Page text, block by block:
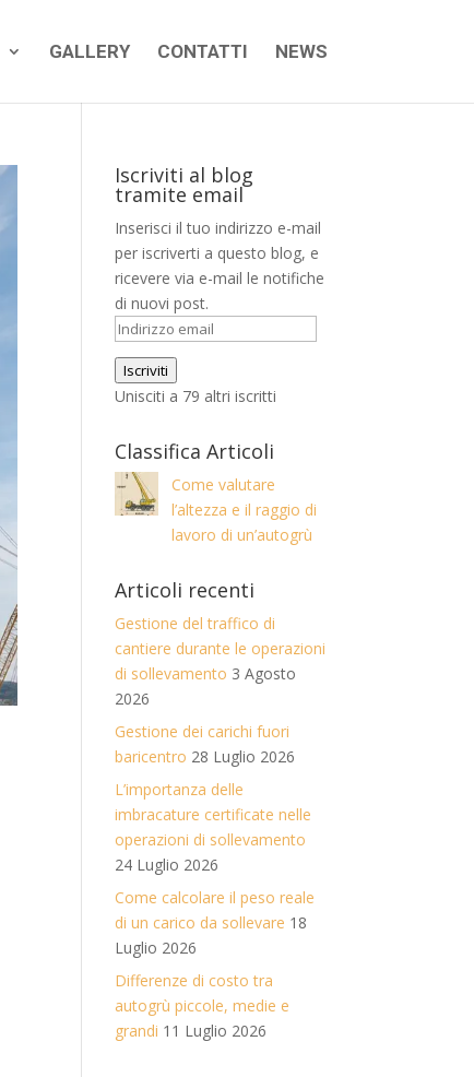
GALLERY CONTATTI NEWS
Iscriviti al blog
tramite email
Inserisci il tuo indirizzo e-mail
per iscriverti a questo blog, e
ricevere via e-mail le notifiche
di nuovi post.
Indirizzo
email
Iscriviti
Unisciti a 79 altri iscritti
Classifica Articoli
Come valutare
l’altezza e il raggio di
lavoro di un’autogrù
Articoli recenti
Gestione del traffico di
cantiere durante le operazioni
di sollevamento 3 Agosto
2026
Gestione dei carichi fuori
baricentro 28 Luglio 2026
L’importanza delle
imbracature certificate nelle
operazioni di sollevamento
24 Luglio 2026
Come calcolare il peso reale
di un carico da sollevare 18
Luglio 2026
Differenze di costo tra
autogrù piccole, medie e
grandi 11 Luglio 2026